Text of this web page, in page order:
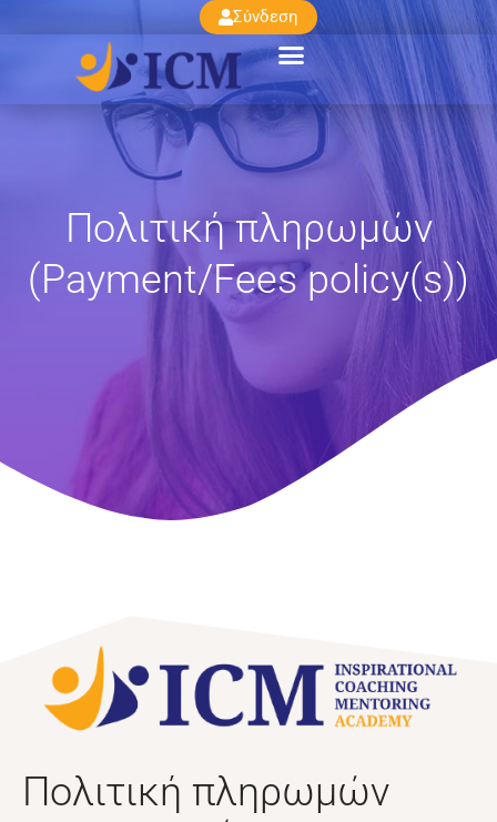
Σύνδεση
Πολιτική πληρωμών
(Payment/Fees policy(s))
Πολιτική πληρωμών